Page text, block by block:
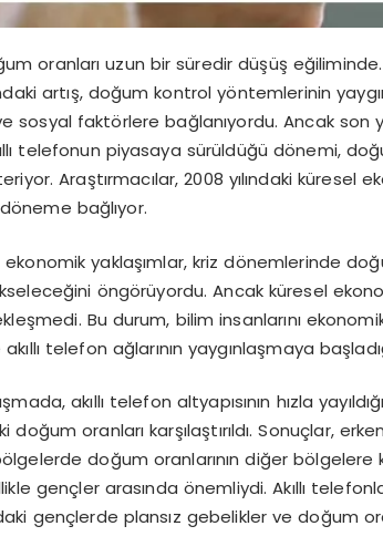
oranları uzun bir süredir düşüş
artış, doğum kontrol yöntemlerinin
sosyal faktörlere bağlanıyordu. Ancak son
telefonun piyasaya sürüldüğü dönemi,
Araştırmacılar, 2008 yılındaki küresel
bağlıyor.
yaklaşımlar, kriz dönemlerinde
öngörüyordu. Ancak küresel
Bu durum, bilim insanlarını
telefon ağlarının yaygınlaşmaya
akıllı telefon altyapısının hızla
doğum oranları karşılaştırıldı. Sonuçlar,
doğum oranlarının diğer bölgelere
gençler arasında önemliydi. Akıllı
gençlerde plansız gebelikler ve doğum